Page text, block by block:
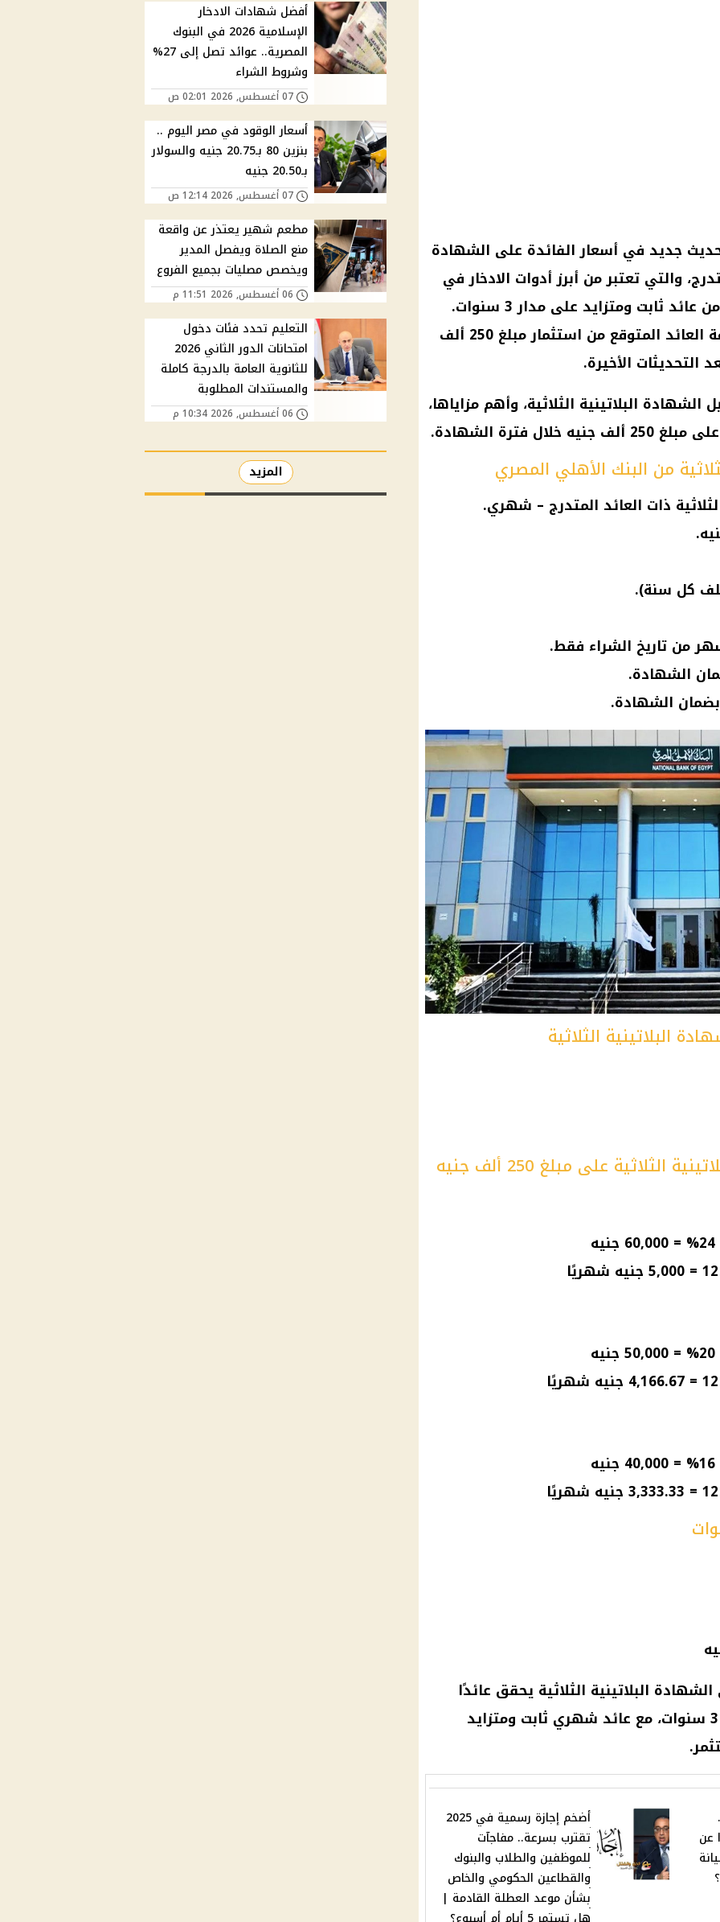
جديد في أسعار الفائدة على الشهادة
والتي تعتبر من أبرز أدوات الادخار في
السوق المصري حاليًا، لما توفره من عائد ثابت ومتزايد على مدار 3 سنوات.
ويهتم كثير من المواطنين بمعرفة العائد المتوقع من استثمار مبلغ 250 ألف
الأخيرة.
البلاتينية الثلاثية، وأهم مزاياها،
فترة الشهادة.
من البنك الأهلي المصري
ذات العائد المتدرج – شهري.
كل سنة).
الشهادة.
بضمان الشهادة.
البلاتينية الثلاثية
على مبلغ 250 ألف جنيه
جنيه في الشهادة البلاتينية الثلاثية يحقق عائدًا
إجماليًا قدره 150 ألف جنيه خلال 3 سنوات، مع عائد شهري ثابت ومتزايد
عن
أضخم إجازة رسمية في 2025
تقترب بسرعة.. مفاجآت
للموظفين والطلاب والبنوك
والقطاعين الحكومي والخاص
بشأن موعد العطلة القادمة |
أفضل شهادات الادخار
الإسلامية 2026 في البنوك
المصرية.. عوائد تصل إلى 27%
وشروط الشراء
07 أغسطس, 2026 02:01 ص
أسعار الوقود في مصر اليوم ..
بنزين 80 بـ20.75 جنيه والسولار
بـ20.50 جنيه
07 أغسطس, 2026 12:14 ص
مطعم شهير يعتذر عن واقعة
منع الصلاة ويفصل المدير
ويخصص مصليات بجميع الفروع
06 أغسطس, 2026 11:51 م
التعليم تحدد فئات دخول
امتحانات الدور الثاني 2026
للثانوية العامة بالدرجة كاملة
والمستندات المطلوبة
06 أغسطس, 2026 10:34 م
المزيد